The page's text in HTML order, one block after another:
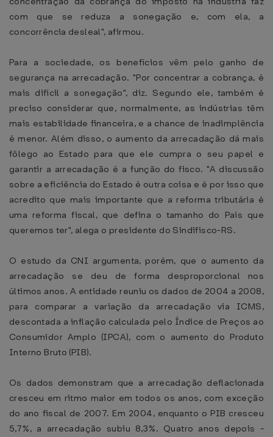
com que se reduza a sonegação e, com ela, a
concorrência desleal", afirmou.
Para a sociedade, os benefícios vêm pelo ganho de
segurança na arrecadação. "Por concentrar a cobrança, é
mais difícil a sonegação", diz. Segundo ele, também é
preciso considerar que, normalmente, as indústrias têm
mais estabilidade financeira, e a chance de inadimplência
é menor. Além disso, o aumento da arrecadação dá mais
fôlego ao Estado para que ele cumpra o seu papel e
garantir a arrecadação é a função do fisco. "A discussão
sobre a eficiência do Estado é outra coisa e é por isso que
acredito que mais importante que a reforma tributária é
uma reforma fiscal, que defina o tamanho do País que
queremos ter", alega o presidente do Sindifisco-RS.
O estudo da CNI argumenta, porém, que o aumento da
arrecadação se deu de forma desproporcional nos
últimos anos. A entidade reuniu os dados de 2004 a 2008,
para comparar a variação da arrecadação via ICMS,
descontada a inflação calculada pelo Índice de Preços ao
Consumidor Amplo (IPCA), com o aumento do Produto
Interno Bruto (PIB).
Os dados demonstram que a arrecadação deflacionada
cresceu em ritmo maior em todos os anos, com exceção
do ano fiscal de 2007. Em 2004, enquanto o PIB cresceu
5,7%, a arrecadação subiu 8,3%. Quatro anos depois -